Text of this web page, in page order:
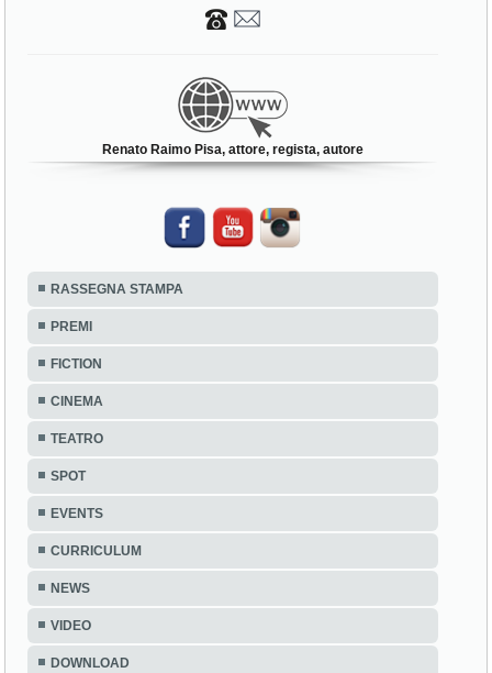
Renato Raimo Pisa, attore, regista, autore
RASSEGNA STAMPA
PREMI
FICTION
CINEMA
TEATRO
SPOT
EVENTS
CURRICULUM
NEWS
VIDEO
DOWNLOAD